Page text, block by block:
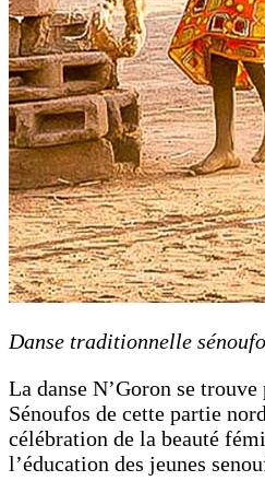
Danse traditionnelle
La danse N’Goron se
Sénoufos de cette partie
célébration de la beauté
l’éducation des jeunes